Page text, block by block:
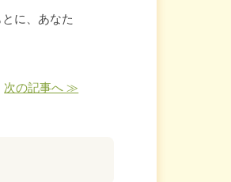
に、あなた
次の記事へ ≫